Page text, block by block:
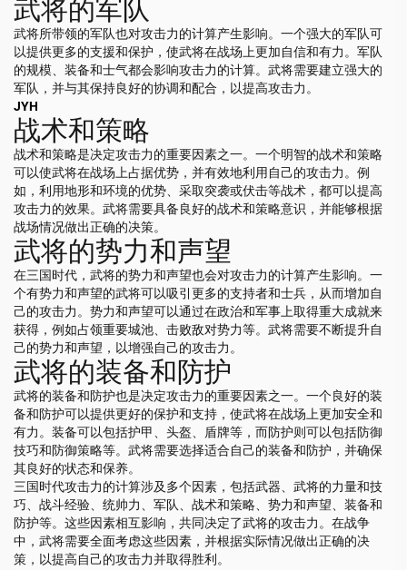
武将的军队
武将所带领的军队也对攻击力的计算产生影响。一个强大的军队可
以提供更多的支援和保护，使武将在战场上更加自信和有力。军队
的规模、装备和士气都会影响攻击力的计算。武将需要建立强大的
军队，并与其保持良好的协调和配合，以提高攻击力。
JYH
战术和策略
战术和策略是决定攻击力的重要因素之一。一个明智的战术和策略
可以使武将在战场上占据优势，并有效地利用自己的攻击力。例
如，利用地形和环境的优势、采取突袭或伏击等战术，都可以提高
攻击力的效果。武将需要具备良好的战术和策略意识，并能够根据
战场情况做出正确的决策。
武将的势力和声望
在三国时代，武将的势力和声望也会对攻击力的计算产生影响。一
个有势力和声望的武将可以吸引更多的支持者和士兵，从而增加自
己的攻击力。势力和声望可以通过在政治和军事上取得重大成就来
获得，例如占领重要城池、击败敌对势力等。武将需要不断提升自
己的势力和声望，以增强自己的攻击力。
武将的装备和防护
武将的装备和防护也是决定攻击力的重要因素之一。一个良好的装
备和防护可以提供更好的保护和支持，使武将在战场上更加安全和
有力。装备可以包括护甲、头盔、盾牌等，而防护则可以包括防御
技巧和防御策略等。武将需要选择适合自己的装备和防护，并确保
其良好的状态和保养。
三国时代攻击力的计算涉及多个因素，包括武器、武将的力量和技
巧、战斗经验、统帅力、军队、战术和策略、势力和声望、装备和
防护等。这些因素相互影响，共同决定了武将的攻击力。在战争
中，武将需要全面考虑这些因素，并根据实际情况做出正确的决
策，以提高自己的攻击力并取得胜利。